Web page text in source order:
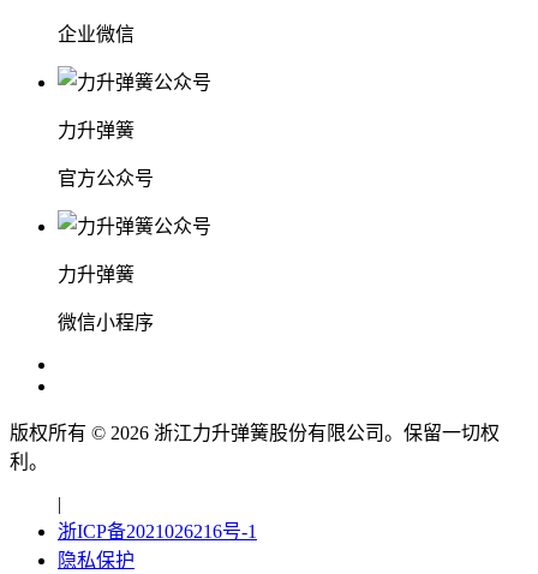
企业微信
力升弹簧
官方公众号
力升弹簧
微信小程序
版权所有 © 2026 浙江力升弹簧股份有限公司。保留一切权
利。
|
浙ICP备2021026216号-1
隐私保护